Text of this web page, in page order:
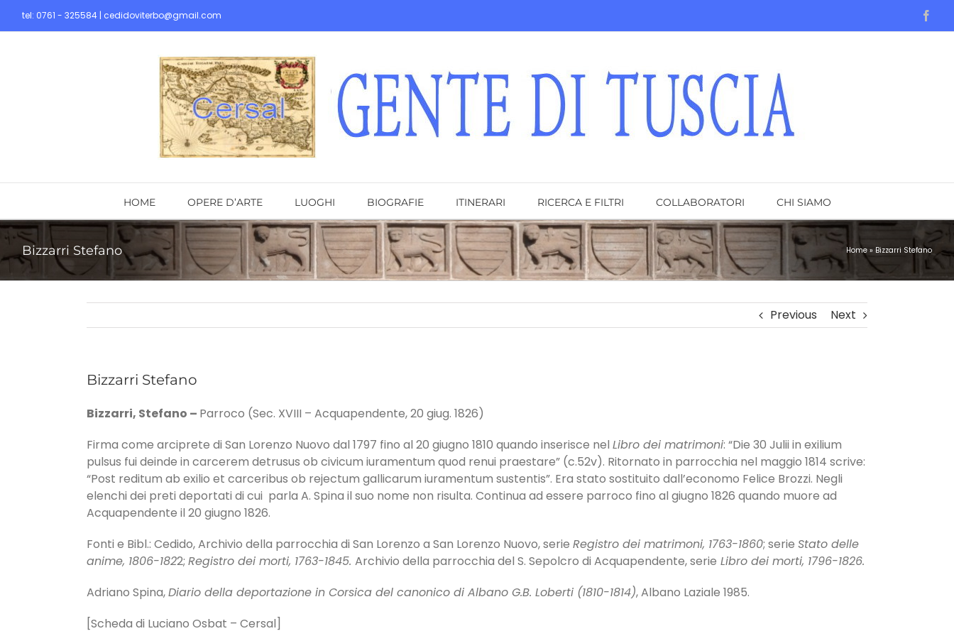
tel: 0761 - 325584 | cedidoviterbo@gmail.com
HOME OPERE D’ARTE LUOGHI BIOGRAFIE ITINERARI RICERCA E FILTRI COLLABORATORI CHI SIAMO
Bizzarri Stefano Home » Bizzarri Stefano
Previous Next
Bizzarri Stefano
Bizzarri, Stefano – Parroco (Sec. XVIII – Acquapendente, 20 giug. 1826)
Firma come arciprete di San Lorenzo Nuovo dal 1797 fino al 20 giugno 1810 quando inserisce nel Libro dei matrimoni: “Die 30 Julii in exilium
pulsus fui deinde in carcerem detrusus ob civicum iuramentum quod renui praestare” (c.52v). Ritornato in parrocchia nel maggio 1814 scrive:
“Post reditum ab exilio et carceribus ob rejectum gallicarum iuramentum sustentis”. Era stato sostituito dall’economo Felice Brozzi. Negli
elenchi dei preti deportati di cui parla A. Spina il suo nome non risulta. Continua ad essere parroco fino al giugno 1826 quando muore ad
Acquapendente il 20 giugno 1826.
Fonti e Bibl.: Cedido, Archivio della parrocchia di San Lorenzo a San Lorenzo Nuovo, serie Registro dei matrimoni, 1763-1860; serie Stato delle
anime, 1806-1822; Registro dei morti, 1763-1845. Archivio della parrocchia del S. Sepolcro di Acquapendente, serie Libro dei morti, 1796-1826.
Adriano Spina,Diario della deportazione in Corsica del canonico di Albano G.B. Loberti (1810-1814), Albano Laziale 1985.
[Scheda di Luciano Osbat – Cersal]